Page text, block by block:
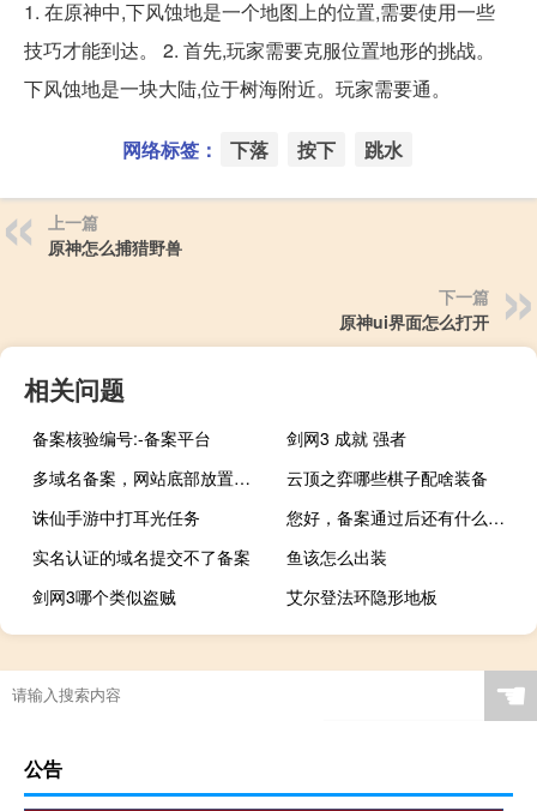
1. 在原神中,下风蚀地是一个地图上的位置,需要使用一些
技巧才能到达。 2. 首先,玩家需要克服位置地形的挑战。
下风蚀地是一块大陆,位于树海附近。玩家需要通。
网络标签： 下落 按下 跳水
上一篇
原神怎么捕猎野兽
下一篇
原神ui界面怎么打开
相关问题
备案核验编号:-备案平台
剑网3 成就 强者
多域名备案，网站底部放置备案号的问题
云顶之弈哪些棋子配啥装备
诛仙手游中打耳光任务
您好，备案通过后还有什么需要填写的吗
实名认证的域名提交不了备案
鱼该怎么出装
剑网3哪个类似盗贼
艾尔登法环隐形地板
☚
公告